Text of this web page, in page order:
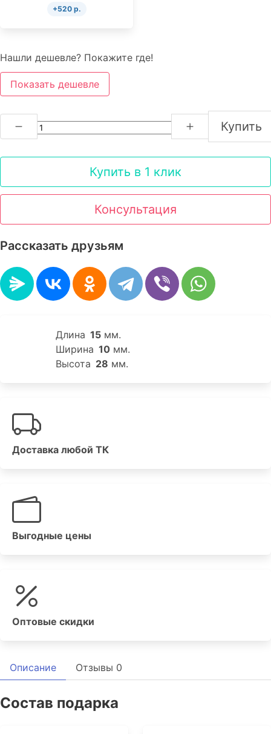
+520 р.
Нашли дешевле? Покажите где!
Показать дешевле
Купить
Купить в 1 клик
Консультация
Рассказать друзьям
Длина 15 мм.
Ширина 10 мм.
Высота 28 мм.
Доставка любой ТК
Выгодные цены
Оптовые скидки
Описание Отзывы 0
Состав подарка